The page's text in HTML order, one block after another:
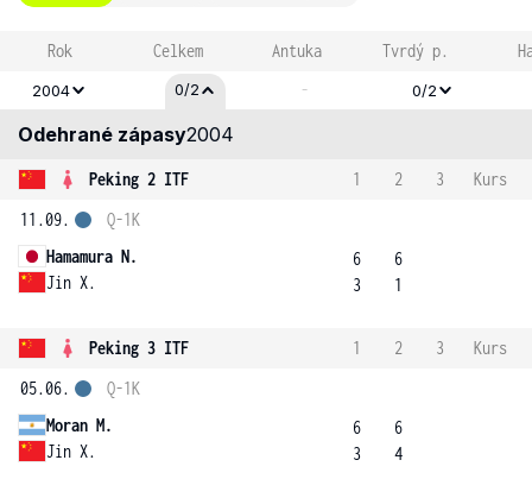
Rok Celkem Antuka Tvrdý p.
2004 0/2 - 0/2
Odehrané zápasy2004
Peking 2 ITF 1 2 3
Kurs
11.09.
Hamamura N.
Jin X.
Q-1K
6
3
6
1
Peking 3 ITF 1 2 3
Kurs
05.06.
Moran M.
Jin X.
Q-1K
6
3
6
4